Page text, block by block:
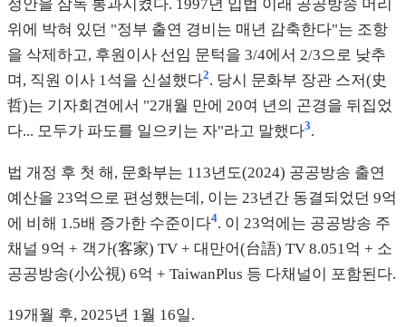
정안을 삼독 통과시켰다. 1997년 입법 이래 공공방송 머리
위에 박혀 있던 "정부 출연 경비는 매년 감축한다"는 조항
을 삭제하고, 후원이사 선임 문턱을 3/4에서 2/3으로 낮추
며, 직원 이사 1석을 신설했다2. 당시 문화부 장관 스저(史
哲)는 기자회견에서 "2개월 만에 20여 년의 곤경을 뒤집었
다... 모두가 파도를 일으키는 자"라고 말했다3.
법 개정 후 첫 해, 문화부는 113년도(2024) 공공방송 출연
예산을 23억으로 편성했는데, 이는 23년간 동결되었던 9억
에 비해 1.5배 증가한 수준이다4. 이 23억에는 공공방송 주
채널 9억 + 객가(客家) TV + 대만어(台語) TV 8.051억 + 소
공공방송(小公視) 6억 + TaiwanPlus 등 다채널이 포함된다.
19개월 후, 2025년 1월 16일.